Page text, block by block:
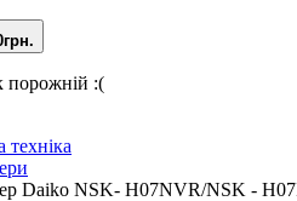
:(
техніка
Daiko NSK- H07NVR/NSK -